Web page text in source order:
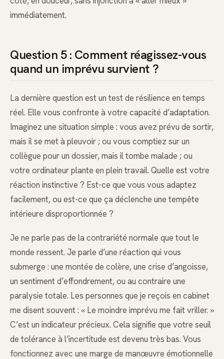
immédiatement.
Question 5 : Comment réagissez-vous
quand un imprévu survient ?
La dernière question est un test de résilience en temps
réel. Elle vous confronte à votre capacité d’adaptation.
Imaginez une situation simple : vous avez prévu de sortir,
mais il se met à pleuvoir ; ou vous comptiez sur un
collègue pour un dossier, mais il tombe malade ; ou
votre ordinateur plante en plein travail. Quelle est votre
réaction instinctive ? Est-ce que vous vous adaptez
facilement, ou est-ce que ça déclenche une tempête
intérieure disproportionnée ?
Je ne parle pas de la contrariété normale que tout le
monde ressent. Je parle d’une réaction qui vous
submerge : une montée de colère, une crise d’angoisse,
un sentiment d’effondrement, ou au contraire une
paralysie totale. Les personnes que je reçois en cabinet
me disent souvent : « Le moindre imprévu me fait vriller. »
C’est un indicateur précieux. Cela signifie que votre seuil
de tolérance à l’incertitude est devenu très bas. Vous
fonctionnez avec une marge de manœuvre émotionnelle